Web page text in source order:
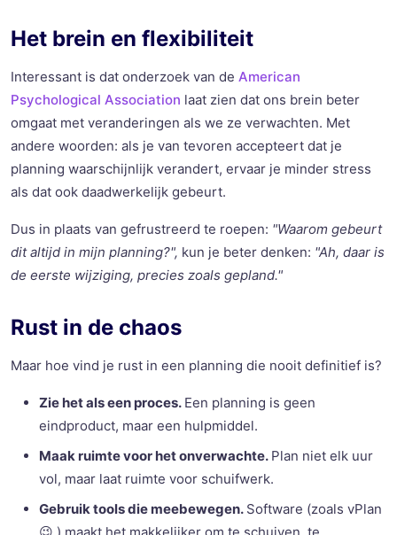
Het brein en flexibiliteit
Interessant is dat onderzoek van de American
Psychological Association laat zien dat ons brein beter
omgaat met veranderingen als we ze verwachten. Met
andere woorden: als je van tevoren accepteert dat je
planning waarschijnlijk verandert, ervaar je minder stress
als dat ook daadwerkelijk gebeurt.
Dus in plaats van gefrustreerd te roepen: "Waarom gebeurt
dit altijd in mijn planning?", kun je beter denken: "Ah, daar is
de eerste wijziging, precies zoals gepland."
Rust in de chaos
Maar hoe vind je rust in een planning die nooit definitief is?
Zie het als een proces. Een planning is geen
eindproduct, maar een hulpmiddel.
Maak ruimte voor het onverwachte. Plan niet elk uur
vol, maar laat ruimte voor schuifwerk.
Gebruik tools die meebewegen. Software (zoals vPlan